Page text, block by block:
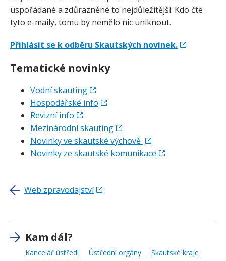
uspořádané a zdůrazněné to nejdůležitější. Kdo čte
tyto e-maily, tomu by nemělo nic uniknout.
Přihlásit se k odběru Skautských novinek.
Tematické novinky
Vodní skauting
Hospodářské info
Revizní info
Mezinárodní skauting
Novinky ve skautské výchově
Novinky ze skautské komunikace
Web zpravodajství
Kam dál?
Kancelář ústředí Ústřední orgány
Skautské kraje